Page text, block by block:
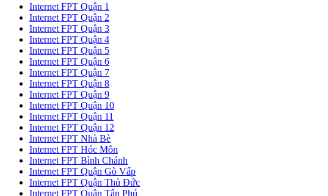
Internet FPT Quận 1
Internet FPT Quận 2
Internet FPT Quận 3
Internet FPT Quận 4
Internet FPT Quận 5
Internet FPT Quận 6
Internet FPT Quận 7
Internet FPT Quận 8
Internet FPT Quận 9
Internet FPT Quận 10
Internet FPT Quận 11
Internet FPT Quận 12
Internet FPT Nhà Bè
Internet FPT Hóc Môn
Internet FPT Bình Chánh
Internet FPT Quận Gò Vấp
Internet FPT Quận Thủ Đức
Internet FPT Quận Tân Phú